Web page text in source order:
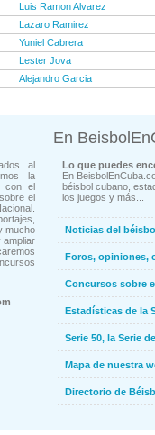
Luis Ramon Alvarez
Lazaro Ramirez
Yuniel Cabrera
Lester Jova
Alejandro Garcia
al
la
con el
el
mucho
ampliar
En
Lo que puedes
En
béisbol cubano,
los juegos y más...
Noticias del
Foros, opiniones,
Concursos sobre
Estadísticas de la
Serie 50, la Serie
Mapa de nuestra
Directorio de